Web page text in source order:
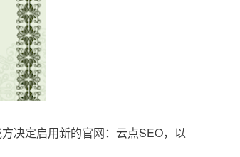
决定启用新的官网：云点SEO，以